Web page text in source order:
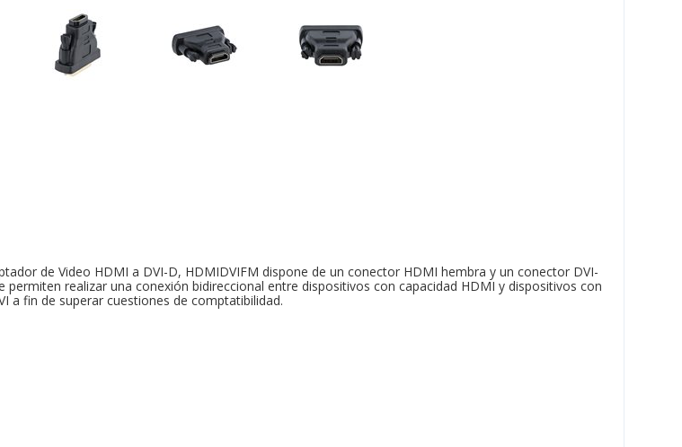
de Video HDMI a DVI-D, HDMIDVIFM dispone de un conector HDMI hembra y un conector DVI-
permiten realizar una conexión bidireccional entre dispositivos con capacidad HDMI y dispositivos con
a fin de superar cuestiones de comptatibilidad.